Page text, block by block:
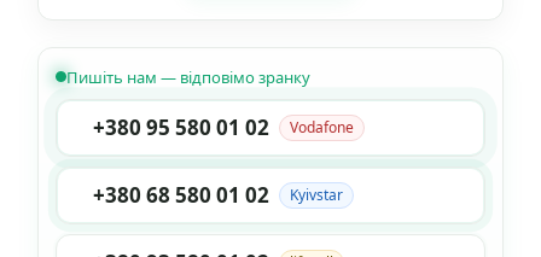
Пишіть нам — відповімо зранку
+380 95 580 01 02 Vodafone
+380 68 580 01 02 Kyivstar